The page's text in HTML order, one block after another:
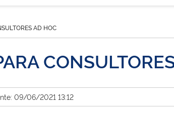
AD HOC
09/06/2021 13:12